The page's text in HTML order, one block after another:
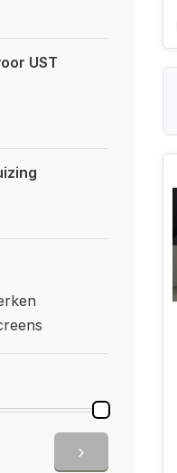
UST
Service Garantie